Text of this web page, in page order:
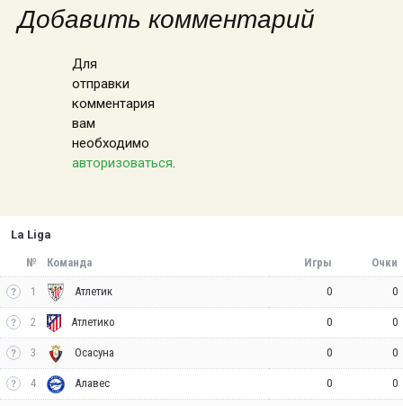
Добавить комментарий
Для
отправки
комментария
вам
необходимо
авторизоваться.
La Liga
№ Команда Игры Очки
1 Атлетик 0 0
2 Атлетико 0 0
3 Осасуна 0 0
4 Алавес 0 0